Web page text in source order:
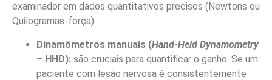
examinador em dados quantitativos precisos (Newtons ou
Quilogramas-força).
Dinamômetros manuais (Hand-Held Dynamometry
– HHD): são cruciais para quantificar o ganho. Se um
paciente com lesão nervosa é consistentemente